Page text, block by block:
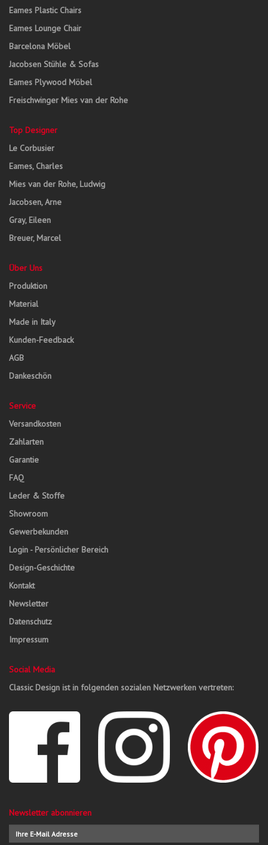
Eames Plastic Chairs
Eames Lounge Chair
Barcelona Möbel
Jacobsen Stühle & Sofas
Eames Plywood Möbel
Freischwinger Mies van der Rohe
Top Designer
Le Corbusier
Eames, Charles
Mies van der Rohe, Ludwig
Jacobsen, Arne
Gray, Eileen
Breuer, Marcel
Über Uns
Produktion
Material
Made in Italy
Kunden-Feedback
AGB
Dankeschön
Service
Versandkosten
Zahlarten
Garantie
FAQ
Leder & Stoffe
Showroom
Gewerbekunden
Login - Persönlicher Bereich
Design-Geschichte
Kontakt
Newsletter
Datenschutz
Impressum
Social Media
Classic Design ist in folgenden sozialen Netzwerken vertreten:
Newsletter abonnieren